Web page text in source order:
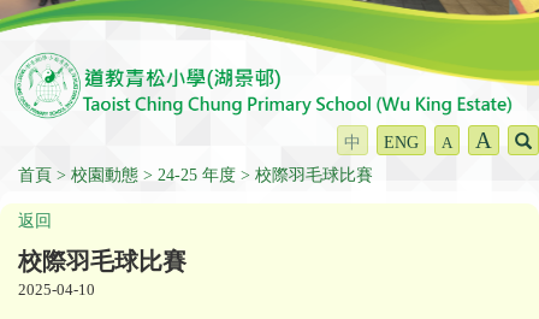
中 ENG A A
首頁 校園動態 24-25 年度 校際羽毛球比賽
返回
校際羽毛球比賽
2025-04-10